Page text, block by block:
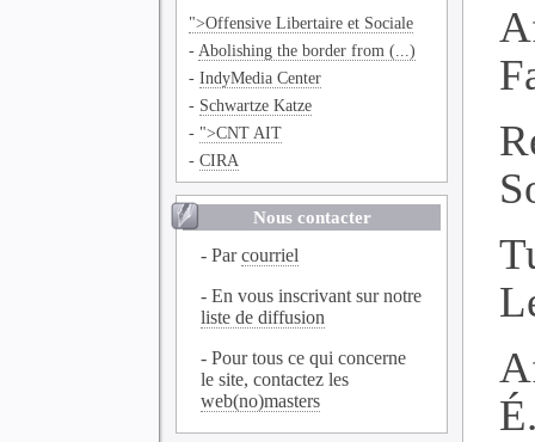
">Offensive Libertaire et Sociale
- Abolishing the border from (...)
-IndyMedia Center
- Schwartze Katze
- ">CNT AIT
-CIRA
Nous contacter
- Parcourriel
- En vous inscrivant sur notre
liste de diffusion
- Pour tous ce qui concerne
le site, contactez les
web(no)masters